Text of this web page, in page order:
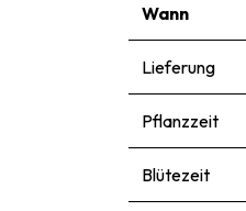
Wann
Lieferung
Pflanzzeit
Blütezeit